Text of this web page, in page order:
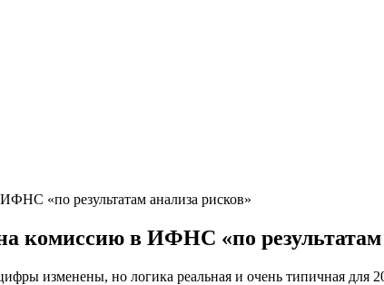
«по результатам анализа рисков»
комиссию в ИФНС «по результатам
изменены, но логика реальная и очень типичная для